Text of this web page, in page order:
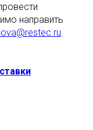
направить
.